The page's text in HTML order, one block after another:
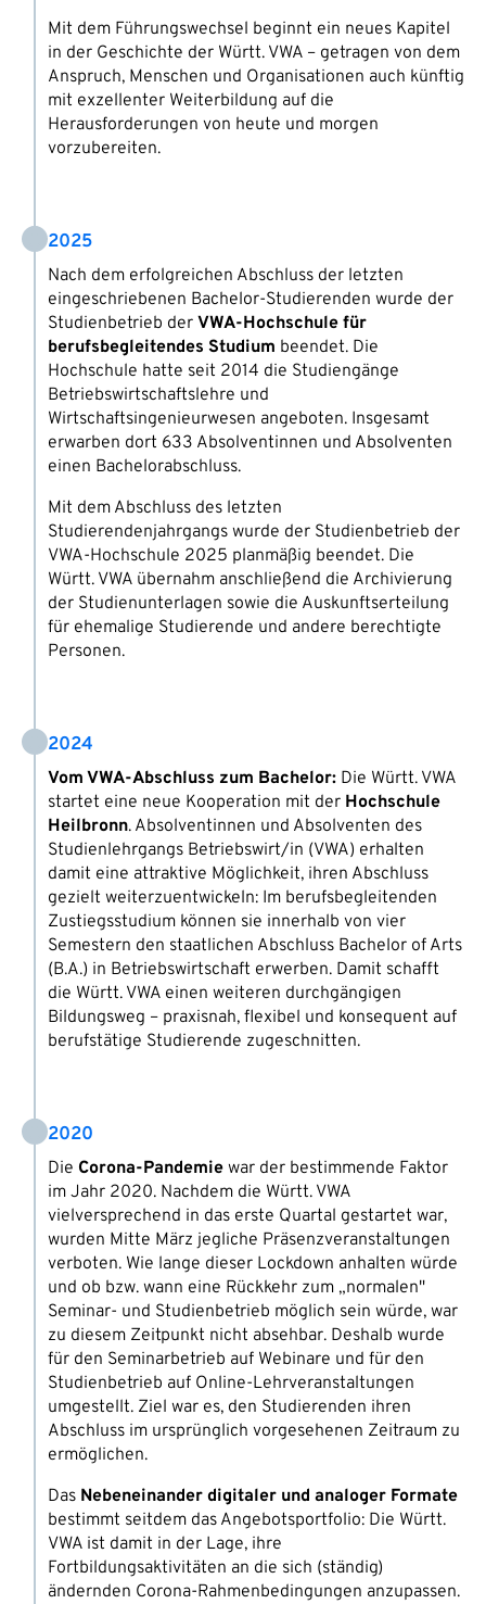
Mit dem Führungswechsel beginnt ein neues Kapitel
in der Geschichte der Württ. VWA – getragen von dem
Anspruch, Menschen und Organisationen auch künftig
mit exzellenter Weiterbildung auf die
Herausforderungen von heute und morgen
vorzubereiten.
2025
Nach dem erfolgreichen Abschluss der letzten
eingeschriebenen Bachelor-Studierenden wurde der
Studienbetrieb der VWA-Hochschule für
berufsbegleitendes Studium beendet. Die
Hochschule hatte seit 2014 die Studiengänge
Betriebswirtschaftslehre und
Wirtschaftsingenieurwesen angeboten. Insgesamt
erwarben dort 633 Absolventinnen und Absolventen
einen Bachelorabschluss.
Mit dem Abschluss des letzten
Studierendenjahrgangs wurde der Studienbetrieb der
VWA-Hochschule 2025 planmäßig beendet. Die
Württ. VWA übernahm anschließend die Archivierung
der Studienunterlagen sowie die Auskunftserteilung
für ehemalige Studierende und andere berechtigte
Personen.
2024
Vom VWA-Abschluss zum Bachelor: Die Württ. VWA
startet eine neue Kooperation mit der Hochschule
Heilbronn. Absolventinnen und Absolventen des
Studienlehrgangs Betriebswirt/in (VWA) erhalten
damit eine attraktive Möglichkeit, ihren Abschluss
gezielt weiterzuentwickeln: Im berufsbegleitenden
Zustiegsstudium können sie innerhalb von vier
Semestern den staatlichen Abschluss Bachelor of Arts
(B.A.) in Betriebswirtschaft erwerben. Damit schafft
die Württ. VWA einen weiteren durchgängigen
Bildungsweg – praxisnah, flexibel und konsequent auf
berufstätige Studierende zugeschnitten.
2020
Die Corona-Pandemie war der bestimmende Faktor
im Jahr 2020. Nachdem die Württ. VWA
vielversprechend in das erste Quartal gestartet war,
wurden Mitte März jegliche Präsenzveranstaltungen
verboten. Wie lange dieser Lockdown anhalten würde
und ob bzw. wann eine Rückkehr zum „normalen"
Seminar- und Studienbetrieb möglich sein würde, war
zu diesem Zeitpunkt nicht absehbar. Deshalb wurde
für den Seminarbetrieb auf Webinare und für den
Studienbetrieb auf Online-Lehrveranstaltungen
umgestellt. Ziel war es, den Studierenden ihren
Abschluss im ursprünglich vorgesehenen Zeitraum zu
ermöglichen.
Das Nebeneinander digitaler und analoger Formate
bestimmt seitdem das Angebotsportfolio: Die Württ.
VWA ist damit in der Lage, ihre
Fortbildungsaktivitäten an die sich (ständig)
ändernden Corona-Rahmenbedingungen anzupassen.